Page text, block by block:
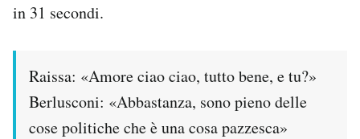
in 31 secondi.
Raissa: «Amore ciao ciao, tutto bene, e tu?»
Berlusconi: «Abbastanza, sono pieno delle
cose politiche che è una cosa pazzesca»